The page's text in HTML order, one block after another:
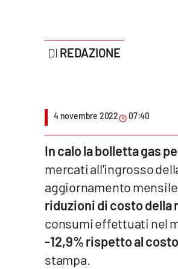
Parchi Marini Calabria
Imprese Di Calabria
Venti di comunicazione
Streaming
LaC Network
REDAZIONE
4 novembre 2022 07:40
In calo la bolletta gas
mercati all'ingrosso
aggiornamento
riduzioni di costo della
consumi effettuati nel
-12,9% rispetto al
stampa.